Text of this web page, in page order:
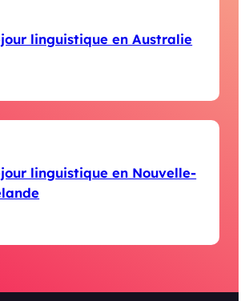
linguistique en Australie
linguistique en Nouvelle-